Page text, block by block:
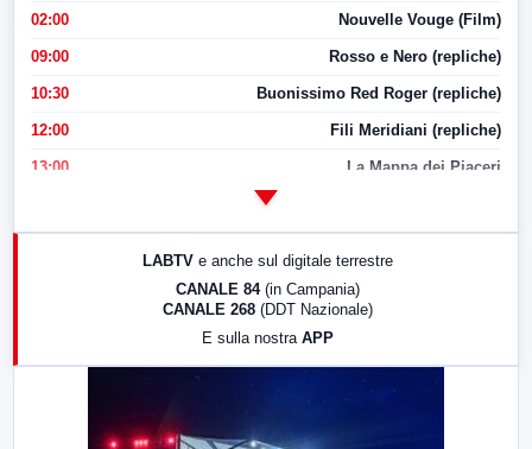
02:00 Nouvelle Vouge (Film)
09:00 Rosso e Nero (repliche)
10:30 Buonissimo Red Roger (repliche)
12:00 Fili Meridiani (repliche)
13:00 La Mappa dei Piaceri
LABTV e anche sul digitale terrestre
CANALE 84 (in Campania)
CANALE 268 (DDT Nazionale)
E sulla nostra APP